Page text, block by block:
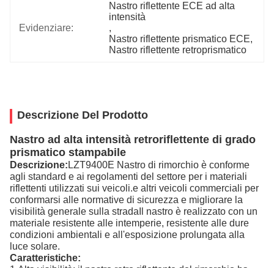
Evidenziare:
Nastro riflettente ECE ad alta
intensità
,
Nastro riflettente prismatico ECE
Nastro riflettente retroprismatico
Descrizione Del Prodotto
Nastro ad alta intensità retroriflettente di grado
prismatico stampabile
Descrizione: LZT9400E Nastro di rimorchio è conforme
agli standard e ai regolamenti del settore per i materiali
riflettenti utilizzati sui veicoli.e altri veicoli commerciali per
conformarsi alle normative di sicurezza e migliorare la
visibilità generale sulla stradaIl nastro è realizzato con un
materiale resistente alle intemperie, resistente alle dure
condizioni ambientali e all'esposizione prolungata alla
luce solare.
Caratteristiche: